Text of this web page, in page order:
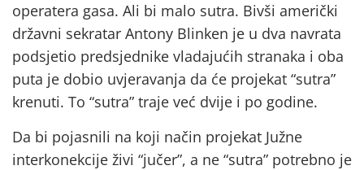
operatera gasa. Ali bi malo sutra. Bivši američki
državni sekratar Antony Blinken je u dva navrata
podsjetio predsjednike vladajućih stranaka i oba
puta je dobio uvjeravanja da će projekat “sutra”
krenuti. To “sutra” traje već dvije i po godine.
Da bi pojasnili na koji način projekat Južne
interkonekcije živi “jučer”, a ne “sutra” potrebno je